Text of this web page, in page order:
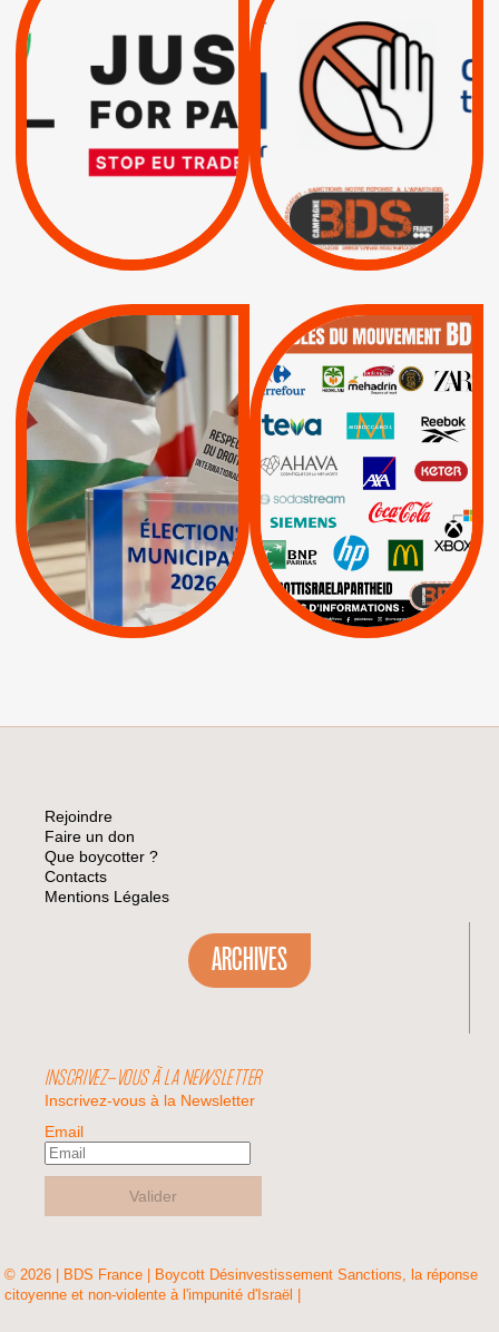
SUSPENSION
TOTALE DE
L’ACCORD
D’ASSOCIATION UE-
ISRAËL
| Actus Pétitions
RESPECT DU DROIT
INTERNATIONAL ?
TRUMP, MACRON :
MÊME COMBAT
| Actus |
| Boycott militaire |
Lettres d'interpellation
MUNICIPALES 2026 :
JE VOTE POUR LE
RESPECT DU DROIT
INTERNATIONAL EN
PALESTINE
APPELS | Actus |
Espaces Sans
Apartheid
| Lettres d'interpellation
Pétitions
QUE BOYCOTTER ?
BOYCOTT /
AXA BNP | CAF |
Carrefour | HP |
Keter |
Livres et brochures |
Mehadrin | PUMA
Sodastream |
Visuels, tracts,
affiches,...
Rejoindre
Faire un don
Que boycotter ?
Contacts
Mentions Légales
ARCHIVES
INSCRIVEZ-VOUS À LA NEWSLETTER
Inscrivez-vous à la Newsletter
Email
Valider
© 2026 | BDS France | Boycott Désinvestissement Sanctions, la réponse
citoyenne et non-violente à l'impunité d'Israël |